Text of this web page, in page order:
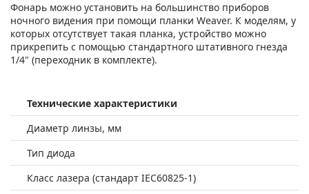
Фонарь можно установить на большинство приборов
ночного видения при помощи планки Weaver. К моделям, у
которых отсутствует такая планка, устройство можно
прикрепить с помощью стандартного штативного гнезда
1/4" (переходник в комплекте).
Технические характеристики
Диаметр линзы, мм
Тип диода
Класс лазера (стандарт IEC60825-1)